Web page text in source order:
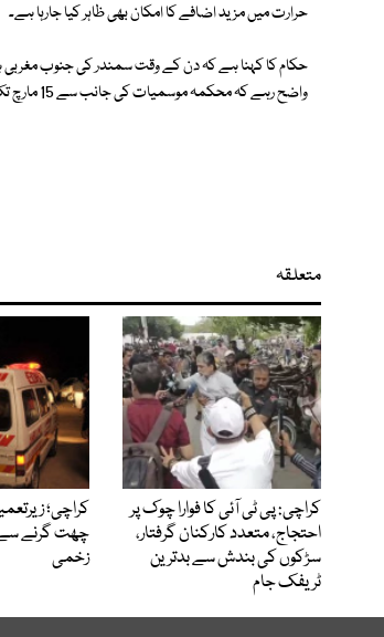
حرارت میں مزید اضافے کا امکان بھی ظاہر کیا جارہا ہے۔
حکام کا کہنا ہے کہ دن کے وقت سمندر کی جنوب مغربی
واضح رہے کہ محکمہ موسمیات کی جانب سے 15 مارچ تک شہر میں معمول سے گرم موسم کی پیشگوئی کی ہے۔
متعلقہ
کراچی: پی ٹی آئی کا فوارا چوک پر
احتجاج، متعدد کارکنان گرفتار،
سڑکوں کی بندش سے بدترین
ٹریفک جام
کراچی؛
چھت گرنے سے
زخمی